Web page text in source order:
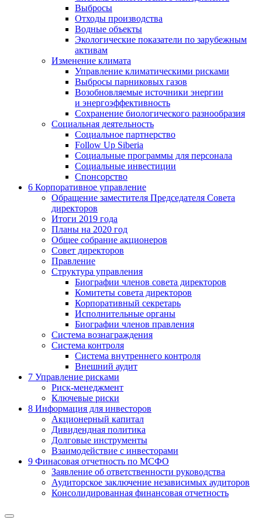
Выбросы
Отходы производства
Водные объекты
Экологические показатели по зарубежным
активам
Изменение климата
Управление климатическими рисками
Выбросы парниковых газов
Возобновляемые источники энергии
и энергоэффективность
Сохранение биологического разнообразия
Социальная деятельность
Социальное партнерство
Follow Up Siberia
Социальные программы для персонала
Социальные инвестиции
Спонсорство
6 Корпоративное управление
Обращение заместителя Председателя Совета
директоров
Итоги 2019 года
Планы на 2020 год
Общее собрание акционеров
Совет директоров
Правление
Структура управления
Биографии членов совета директоров
Комитеты совета директоров
Корпоративный секретарь
Исполнительные органы
Биографии членов правления
Система вознаграждения
Система контроля
Система внутреннего контроля
Внешний аудит
7 Управление рисками
Риск-менеджмент
Ключевые риски
8 Информация для инвесторов
Акционерный капитал
Дивидендная политика
Долговые инструменты
Взаимодействие с инвеcторами
9 Финасовая отчетность по МСФО
Заявление об ответственности руководства
Аудиторское заключение независимых аудиторов
Консолидированная финансовая отчетность